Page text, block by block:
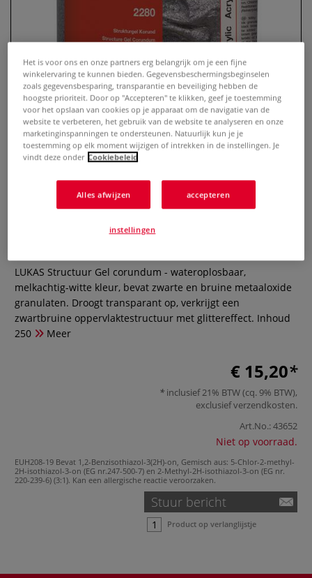
LUKAS Structuur Gel corundum
LUKAS Structuur Gel corundum - wateroplosbaar,
melkachtig-witte kleur, bevat zwarte en bruine metaaloxide
granulaten. Droogt transparant op, verkrijgt een
zwartbruine oppervlaktestructuur met glittereffect. Inhoud
250
Meer
€ 15,20
inclusief 21% BTW (cq. 9% BTW),
exclusiefverzendkosten.
Art.No.:43652
Niet op voorraad.
EUH208-19 Bevat 1,2-Benzisothiazol-3(2H)-on, Gemisch aus: 5-Chlor-2-methyl-
2H-isothiazol-3-on (EG nr.247-500-7) en 2-Methyl-2H-isothiazol-3-on (EG nr.
220-239-6) (3:1). Kan een allergische reactie veroorzaken.
Stuur bericht
Product op verlanglijstje
Het is voor ons en onze partners erg belangrijk om je een fijne
winkelervaring te kunnen bieden. Gegevensbeschermingsbeginselen
zoals gegevensbesparing, transparantie en beveiliging hebben de
hoogste prioriteit. Door op "Accepteren" te klikken, geef je toestemming
voor het opslaan van cookies op je apparaat om de navigatie van de
website te verbeteren, het gebruik van de website te analyseren en onze
marketinginspanningen te ondersteunen. Natuurlijk kun je je
toestemming op elk moment wijzigen of intrekken in de instellingen. Je
vindt deze onder Cookiebeleid
Alles afwijzen accepteren
instellingen